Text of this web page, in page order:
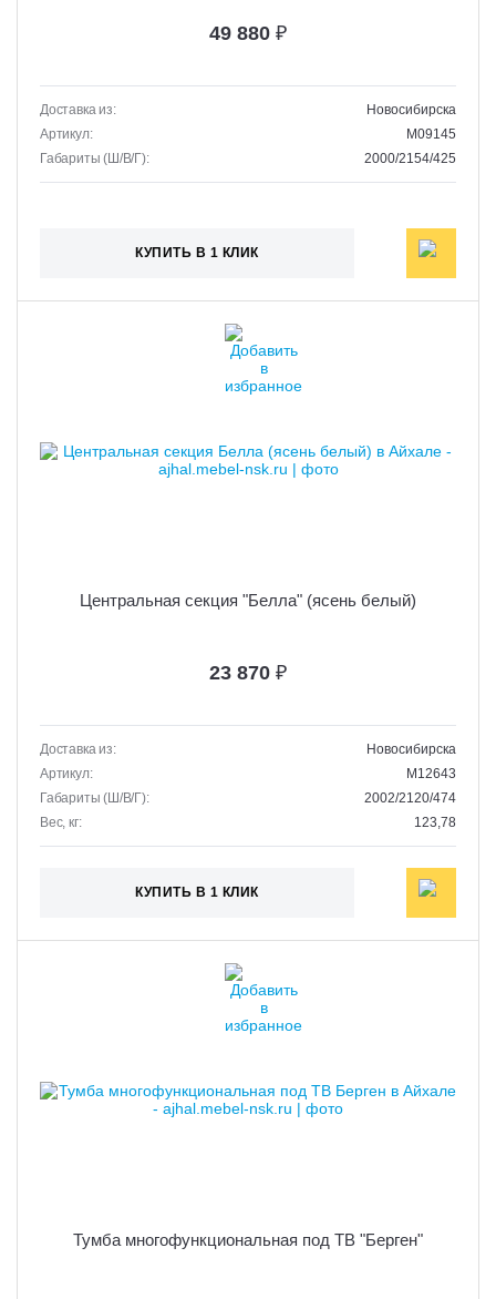
49 880 ₽
Доставка из:
Новосибирска
Артикул:
M09145
Габариты (Ш/В/Г):
2000/2154/425
КУПИТЬ В 1 КЛИК
Центральная секция "Белла" (ясень белый)
23 870 ₽
Доставка из:
Новосибирска
Артикул:
M12643
Габариты (Ш/В/Г):
2002/2120/474
Вес, кг:
123,78
КУПИТЬ В 1 КЛИК
Тумба многофункциональная под ТВ "Берген"